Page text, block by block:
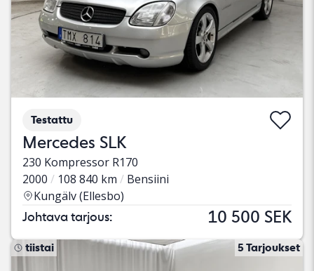
Testattu
Mercedes SLK
230 Kompressor R170
2000
108 840 km
Bensiini
Kungälv (Ellesbo)
Johtava tarjous: 10 500 SEK
tiistai 5 Tarjoukset